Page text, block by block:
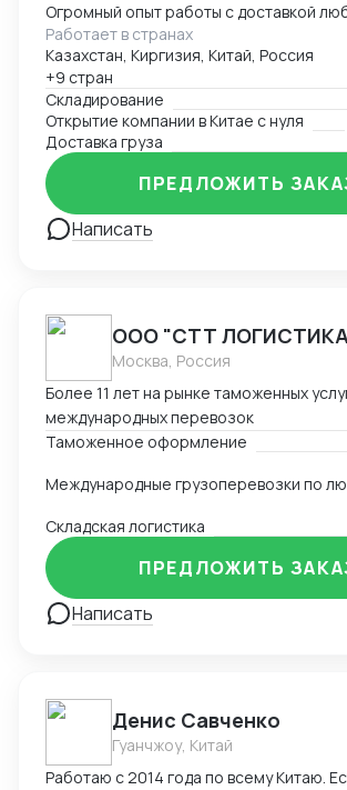
Огромный опыт работы с доставкой
Страны Средней Азии. Поиск, выкуп,
инспекция.
Работает в странах
Казахстан, Киргизия, Китай, Россия
+9 стран
Складирование
Открытие компании в Китае с нуля
Доставка груза
Написать
ПРЕДЛОЖИТЬ
ООО "СТТ
Москва, Россия
Более 11 лет на рынке таможенных
международных перевозок
Таможенное оформление
Складская логистика
Написать
ПРЕДЛОЖИТЬ
Денис Савченко
Гуанчжоу, Китай
Работаю с 2014 года по всему Китаю.